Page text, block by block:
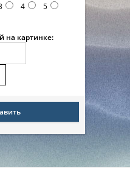
4
5
на картинке: